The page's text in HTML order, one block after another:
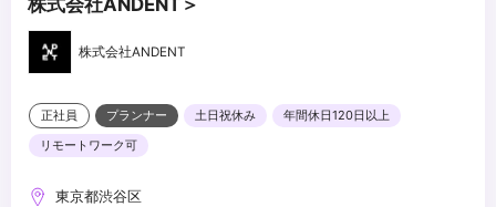
株式会社ANDENT
正社員 プランナー 土日祝休み
年間休日120日以上
リモートワーク可
東京都渋谷区